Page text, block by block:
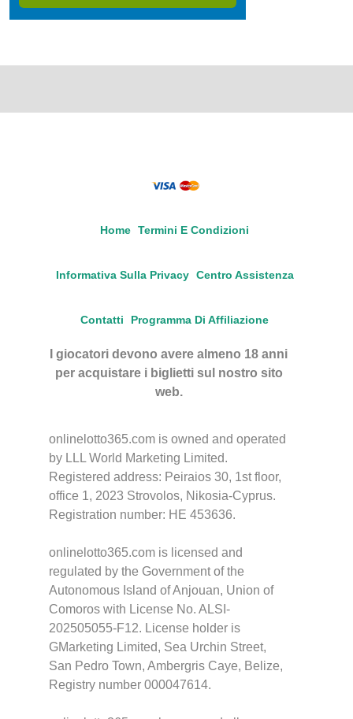
Home Termini E Condizioni
Informativa Sulla Privacy Centro Assistenza
Contatti Programma Di Affiliazione
I giocatori devono avere almeno 18 anni
per acquistare i biglietti sul nostro sito
web.
onlinelotto365.com is owned and operated
by LLL World Marketing Limited.
Registered address: Peiraios 30, 1st floor,
office 1, 2023 Strovolos, Nikosia-Cyprus.
Registration number: HE 453636.
onlinelotto365.com is licensed and
regulated by the Government of the
Autonomous Island of Anjouan, Union of
Comoros with License No. ALSI-
202505055-F12. License holder is
GMarketing Limited, Sea Urchin Street,
San Pedro Town, Ambergris Caye, Belize,
Registry number 000047614.